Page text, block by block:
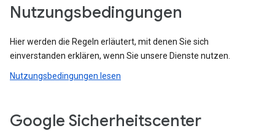
Nutzungsbedingungen
Hier werden die Regeln erläutert, mit denen Sie sich
einverstanden erklären, wenn Sie unsere Dienste nutzen.
Nutzungsbedingungen lesen
Google Sicherheitscenter